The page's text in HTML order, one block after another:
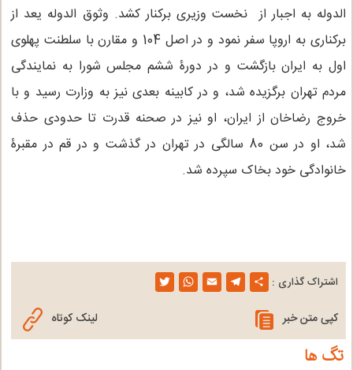
الدوله به اجبار از نخست وزیری برکنار کشد. وثوق الدوله یعد از
برکناری به اروپا سفر نمود و در اصل 104 و مقارن با سلطنت پهلوی
اول به ایران بازگشت و در دورۀ ششم مجلس شورا به نمایندگی
مردم تهران برگزیده شد، و در کابینه بعدی نیز به وزارت رسید و با
خروج رضاخان از ایران، او نیز در صحنه قدرت تا حدودی حذف
شد، او در سن 80 سالگی در تهران در گذشت و در قم در مقبرۀ
خانوادگی خود بخاک سپرده شد.
اشتراک گذاری :
T
i
W
a
E
a
T
l
S
h
a
کپی متن خبر لینک کوتاه
تگ ها